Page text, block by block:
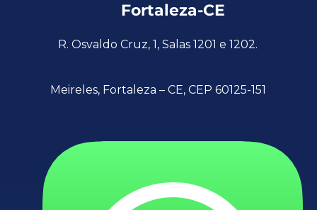
Fortaleza-CE
R. Osvaldo Cruz, 1, Salas 1201 e 1202.
Meireles, Fortaleza – CE, CEP 60125-151